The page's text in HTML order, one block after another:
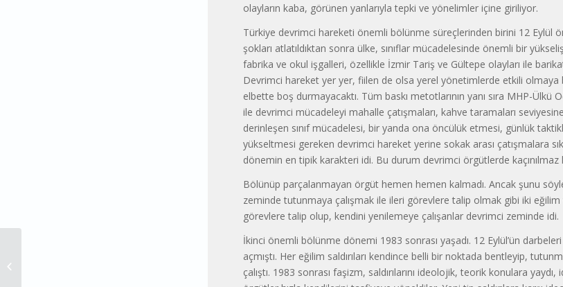
olayların kaba, görünen yanlarıyla tepki ve yönelimler içine giriliyor.
Türkiye devrimci hareketi önemli bölünme süreçlerinden birini 12 Eylül
şokları atlatıldıktan sonra ülke, sınıflar mücadelesinde önemli bir
fabrika ve okul işgalleri, özellikle İzmir Tariş ve Gültepe olayları ile
Devrimci hareket yer yer, fiilen de olsa yerel yönetimlerde etkili olmaya
elbette boş durmayacaktı. Tüm baskı metotlarının yanı sıra MHP-Ülkü
ile devrimci mücadeleyi mahalle çatışmaları, kahve taramaları
derinleşen sınıf mücadelesi, bir yanda ona öncülük etmesi, günlük
yükseltmesi gereken devrimci hareket yerine sokak arası çatışmalara
dönemin en tipik karakteri idi. Bu durum devrimci örgütlerde kaçınılmaz
Bölünüp parçalanmayan örgüt hemen hemen kalmadı. Ancak şunu
zeminde tutunmaya çalışmak ile ileri görevlere talip olmak gibi iki eğilim
görevlere talip olup, kendini yenilemeye çalışanlar devrimci zeminde idi.
İkinci önemli bölünme dönemi 1983 sonrası yaşadı. 12 Eylül’ün
açmıştı. Her eğilim saldırıları kendince belli bir noktada bentleyip,
çalıştı. 1983 sonrası faşizm, saldırılarını ideolojik, teorik konulara